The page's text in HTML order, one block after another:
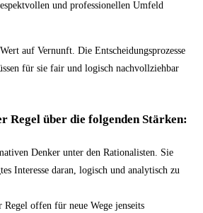
und professionellen Umfeld
auf Vernunft. Die Entscheidungsprozesse
für sie fair und logisch nachvollziehbar
Regel über die folgenden Stärken:
Denker unter den Rationalisten. Sie
Interesse daran, logisch und analytisch zu
Regel offen für neue Wege jenseits